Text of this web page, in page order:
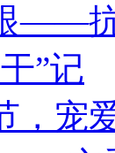
，宠